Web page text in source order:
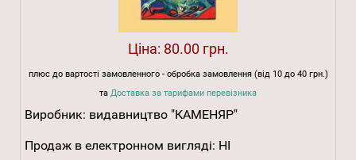
Ціна: 80.00 грн.
плюс до вартості замовленного - обробка замовлення (від 10 до 40 грн.)
та Доставка за тарифами перевізника
Виробник: видавництво "КАМЕНЯР"
Продаж в електронном вигляді: НІ